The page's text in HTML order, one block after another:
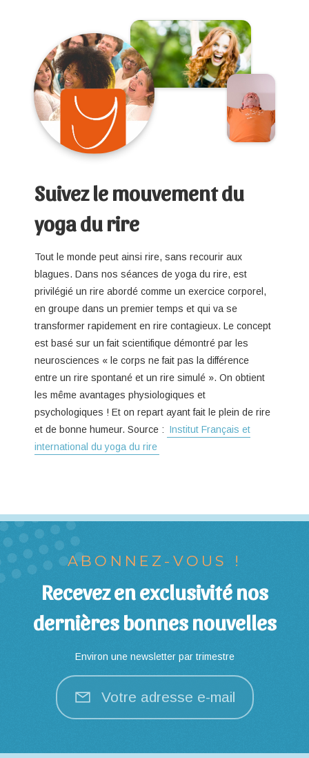
Suivez le mouvement du
yoga du rire
Tout le monde peut ainsi rire, sans recourir aux
blagues. Dans nos séances de yoga du rire, est
privilégié un rire abordé comme un exercice corporel,
en groupe dans un premier temps et qui va se
transformer rapidement en rire contagieux. Le concept
est basé sur un fait scientifique démontré par les
neurosciences « le corps ne fait pas la différence
entre un rire spontané et un rire simulé ». On obtient
les même avantages physiologiques et
psychologiques ! Et on repart ayant fait le plein de rire
et de bonne humeur. Source : Institut Français et
international du yoga du rire
ABONNEZ-VOUS !
Recevez en exclusivité nos
dernières bonnes nouvelles
Environ une newsletter par trimestre
Votre adresse e-mail